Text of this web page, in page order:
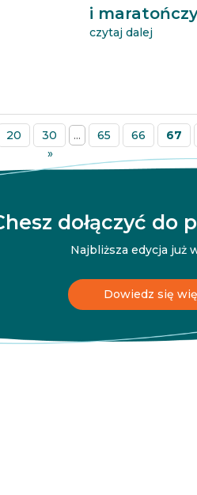
i
czytaj dalej
20 30 ... 65 66 67
»
dołączyć do
Najbliższa edycja już
Dowiedz się